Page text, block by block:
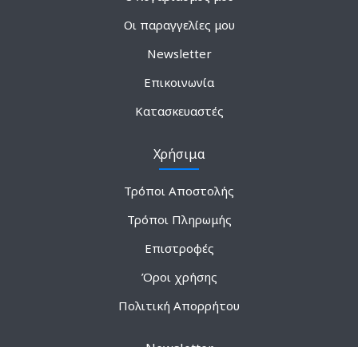
Οι παραγγελίες μου
Newsletter
Επικοινωνία
Κατασκευαστές
Χρήσιμα
Τρόποι Αποστολής
Τρόποι Πληρωμής
Επιστροφές
Όροι χρήσης
Πολιτική Απορρήτου